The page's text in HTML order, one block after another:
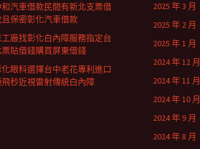
和汽車借款民間有新北支票借
且保密彰化汽車借款
廠找彰化白內障服務指定台
票貼借錢購買屏東借錢
眼科選擇台中老花專利進口
飛秒近視雷射傳統白內障
2025 年 3 月
2025 年 2 月
2025 年 1 月
2024 年 12 月
2024 年 11 月
2024 年 10 月
2024 年 9 月
2024 年 8 月